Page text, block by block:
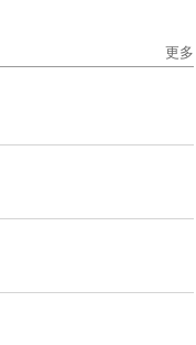
更多